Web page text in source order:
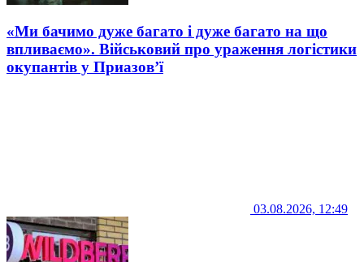
«Ми бачимо дуже багато і дуже багато на що
впливаємо». Військовий про ураження логістики
окупантів у Приазов’ї
03.08.2026, 12:49